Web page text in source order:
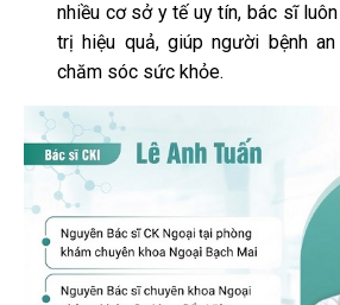
nhiều cơ sở y tế uy tín, bác sĩ
trị hiệu quả, giúp người bệnh
chăm sóc sức khỏe.